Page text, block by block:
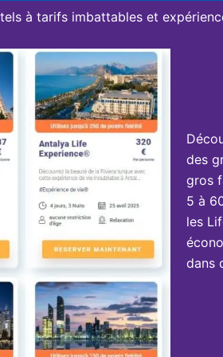
à tarifs imbattables et
des
gros
5 à
les
dans